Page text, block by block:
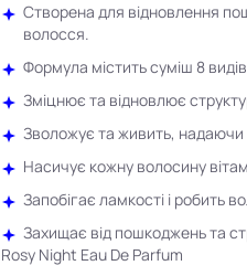
Створена для відновлення
волосся.
Формула містить суміш 8
Зміцнює та відновлює
Зволожує та живить,
Насичує кожну волосину
Запобігає ламкості і робить
Захищає від пошкоджень та
Rosy Night Eau De Parfum